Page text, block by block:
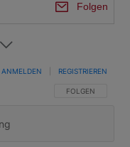
Folgen
Folgen
FOLGE DIESER
FOLGEN
ANMELDEN REGISTRIEREN